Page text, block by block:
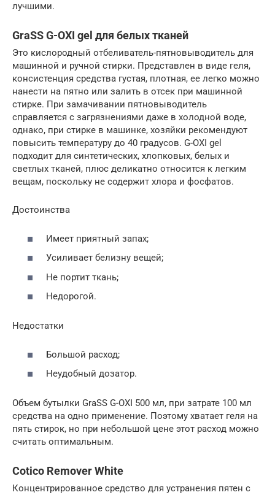
лучшими.
GraSS G-OXI gel для белых тканей
Это кислородный отбеливатель-пятновыводитель для
машинной и ручной стирки. Представлен в виде геля,
консистенция средства густая, плотная, ее легко можно
нанести на пятно или залить в отсек при машинной
стирке. При замачивании пятновыводитель
справляется с загрязнениями даже в холодной воде,
однако, при стирке в машинке, хозяйки рекомендуют
повысить температуру до 40 градусов. G-OXI gel
подходит для синтетических, хлопковых, белых и
светлых тканей, плюс деликатно относится к легким
вещам, поскольку не содержит хлора и фосфатов.
Достоинства
Имеет приятный запах;
Усиливает белизну вещей;
Не портит ткань;
Недорогой.
Недостатки
Большой расход;
Неудобный дозатор.
Объем бутылки GraSS G-OXI 500 мл, при затрате 100 мл
средства на одно применение. Поэтому хватает геля на
пять стирок, но при небольшой цене этот расход можно
считать оптимальным.
Cotico Remover White
Концентрированное средство для устранения пятен с